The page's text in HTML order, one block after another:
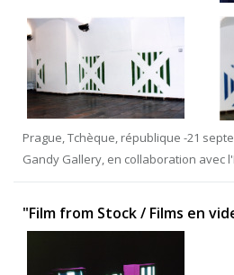
Prague, Tchèque, république -21
Gandy Gallery, en collaboration avec
"Film from Stock / Films en